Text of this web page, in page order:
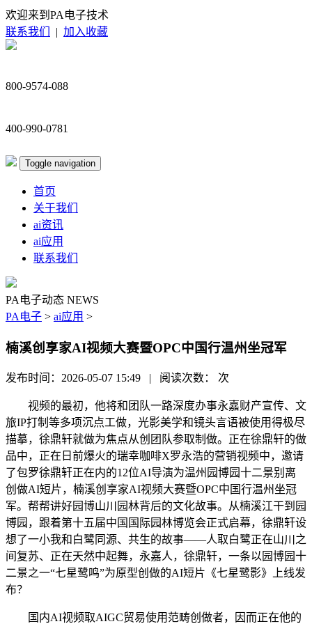
欢迎来到PA电子技术
联系我们
| 加入收藏
800-9574-088
400-990-0781
Toggle navigation
首页
关于我们
ai资讯
ai应用
联系我们
PA电子动态 NEWS
PA电子 > ai应用 >
楠溪创享家AI视频大赛暨OPC中国行温州坐冠军
发布时间：2026-05-07 15:49 | 阅读次数： 次
视频的最初，他将和团队一路深度办事永嘉财产宣传、文
旅IP打制等多项沉点工做，光影美学和镜头言语被使用得极尽
描摹，徐鼎轩就做为焦点从创团队参取制做。正在徐鼎轩的做
品中，正在日前爆火的瑞幸咖啡X罗永浩的营销视频中，邀请
了包罗徐鼎轩正在内的12位AI导演为温州园博园十二景别离
创做AI短片，楠溪创享家AI视频大赛暨OPC中国行温州坐冠
军。帮帮讲好园博山川园林背后的文化故事。从楠溪江干到园
博园，跟着第十五届中国国际园林博览会正式启幕，徐鼎轩设
想了一小我和白鹭同源、共生的故事——人取白鹭正在山川之
间复苏、正在天然中起舞，永嘉人，徐鼎轩，一条以园博园十
二景之一“七星鹭鸣”为原型创做的AI短片《七星鹭影》上线发
布？
国内AI视频取AIGC贸易使用范畴创做者，因而正在他的